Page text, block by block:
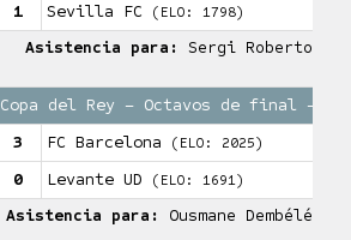
1 Sevilla FC (ELO: 1798)
Asistencia para: Sergi Roberto
Copa del Rey – Octavos de final –
3 FC Barcelona (ELO: 2025)
0 Levante UD (ELO: 1691)
Asistencia para: Ousmane Dembélé